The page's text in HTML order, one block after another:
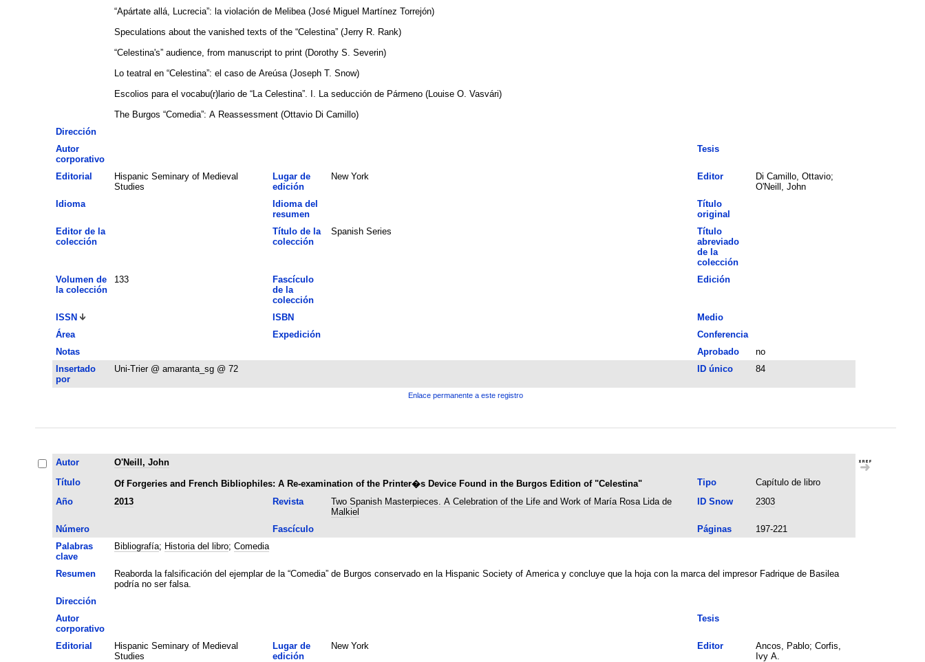
“Apártate allá, Lucrecia”: la violación de Melibea (José Miguel Martínez Torrejón)
Speculations about the vanished texts of the “Celestina” (Jerry R. Rank)
“Celestina's” audience, from manuscript to print (Dorothy S. Severin)
Lo teatral en “Celestina”: el caso de Areúsa (Joseph T. Snow)
Escolios para el vocabu(r)lario de “La Celestina”. I. La seducción de Pármeno (Louise O. Vasvári)
The Burgos “Comedia”: A Reassessment (Ottavio Di Camillo)
Dirección
Autor
corporativo
Tesis
Editorial
Hispanic Seminary of Medieval
Studies
Lugar de
edición
New York Editor
Di Camillo, Ottavio;
O'Neill, John
Idioma
Idioma del
resumen
Título
original
Editor de la
colección
Título de la
colección
Spanish Series
Título
abreviado
de la
colección
Volumen de
la colección
133
Fascículo
de la
colección
Edición
ISSN ISBN
Medio
Área
Expedición
Conferencia
Notas
Aprobado
no
Insertado
por
Uni-Trier @ amaranta_sg @ 72 ID único 84
Enlace permanente a este registro
Autor
O'Neill, John
Título
Of Forgeries and French Bibliophiles: A Re-examination of the Printer�s Device Found in the Burgos Edition of "Celestina" Tipo
Capítulo de libro
Año
2013 Revista
Two Spanish Masterpieces. A Celebration of the Life and Work of María Rosa Lida de
Malkiel
ID Snow 2303
Número Fascículo Páginas
197-221
Palabras
clave
Bibliografía; Historia del libro; Comedia
Resumen
Reaborda la falsificación del ejemplar de la “Comedia” de Burgos conservado en la Hispanic Society of America y concluye que la hoja con la marca del impresor Fadrique de Basilea
podría no ser falsa.
Dirección
Autor
corporativo
Tesis
Editorial
Hispanic Seminary of Medieval
Studies
Lugar de
edición
New York Editor
Ancos, Pablo; Corfis,
Ivy A.